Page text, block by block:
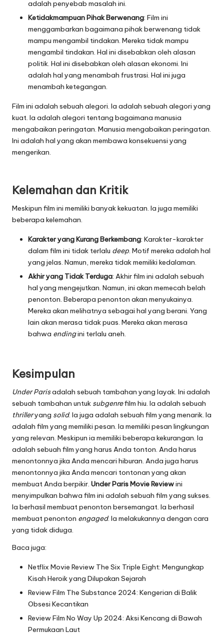
adalah penyebab masalah ini.
Ketidakmampuan Pihak Berwenang: Film ini
menggambarkan bagaimana pihak berwenang tidak
mampu mengambil tindakan. Mereka tidak mampu
mengambil tindakan. Hal ini disebabkan oleh alasan
politik. Hal ini disebabkan oleh alasan ekonomi. Ini
adalah hal yang menambah frustrasi. Hal ini juga
menambah ketegangan.
Film ini adalah sebuah alegori. Ia adalah sebuah alegori yang
kuat. Ia adalah alegori tentang bagaimana manusia
mengabaikan peringatan. Manusia mengabaikan peringatan.
Ini adalah hal yang akan membawa konsekuensi yang
mengerikan.
Kelemahan dan Kritik
Meskipun film ini memiliki banyak kekuatan. Ia juga memiliki
beberapa kelemahan.
Karakter yang Kurang Berkembang: Karakter-karakter
dalam film ini tidak terlalu deep. Motif mereka adalah hal
yang jelas. Namun, mereka tidak memiliki kedalaman.
Akhir yang Tidak Terduga: Akhir film ini adalah sebuah
hal yang mengejutkan. Namun, ini akan memecah belah
penonton. Beberapa penonton akan menyukainya.
Mereka akan melihatnya sebagai hal yang berani. Yang
lain akan merasa tidak puas. Mereka akan merasa
bahwa endingini terlalu aneh.
Kesimpulan
Under Parisadalah sebuah tambahan yang layak. Ini adalah
sebuah tambahan untuk subgenrefilm hiu. Ia adalah sebuah
thrilleryang solid. Ia juga adalah sebuah film yang menarik. Ia
adalah film yang memiliki pesan. Ia memiliki pesan lingkungan
yang relevan. Meskipun ia memiliki beberapa kekurangan. Ia
adalah sebuah film yang harus Anda tonton. Anda harus
menontonnya jika Anda mencari hiburan. Anda juga harus
menontonnya jika Anda mencari tontonan yang akan
membuat Anda berpikir. Under Paris Movie Reviewini
menyimpulkan bahwa film ini adalah sebuah film yang sukses.
Ia berhasil membuat penonton bersemangat. Ia berhasil
membuat penonton engaged. Ia melakukannya dengan cara
yang tidak diduga.
Baca juga:
Netflix Movie Review The Six Triple Eight: Mengungkap
Kisah Heroik yang Dilupakan Sejarah
Review Film The Substance 2024: Kengerian di Balik
Obsesi Kecantikan
Review Film No Way Up 2024: Aksi Kencang di Bawah
Permukaan Laut